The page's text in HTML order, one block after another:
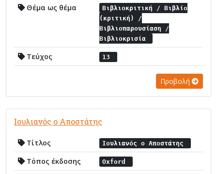
Θέμα ως θέμα
Βιβλιοκριτική / Βιβλίο
(κριτική) /
Βιβλιοπαρουσίαση /
Βιβλιοκρισία
Τεύχος 13
Προβολή
Ιουλιανός ο Αποστάτης
Τίτλος Ιουλιανός ο Αποστάτης
Τόπος έκδοσης Oxford